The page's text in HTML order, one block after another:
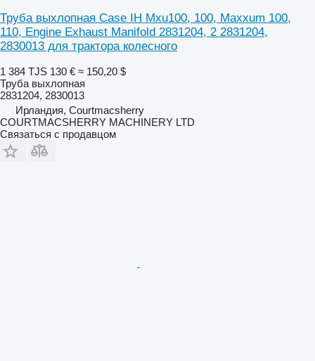
Труба выхлопная Case IH Mxu100, 100, Maxxum 100,
110, Engine Exhaust Manifold 2831204, 2 2831204,
2830013 для трактора колесного
1 384 TJS 130 € ≈ 150,20 $
Труба выхлопная
2831204, 2830013
Ирландия, Courtmacsherry
COURTMACSHERRY MACHINERY LTD
Связаться с продавцом